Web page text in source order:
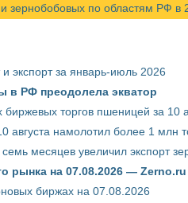
по областям РФ в
экспорт за январь-июль 2026
в РФ преодолела экватор
биржевых торгов пшеницей за 10
августа намолотил более 1 млн
месяцев увеличил экспорт
рынка на 07.08.2026 — Zerno.ru
биржах на 07.08.2026